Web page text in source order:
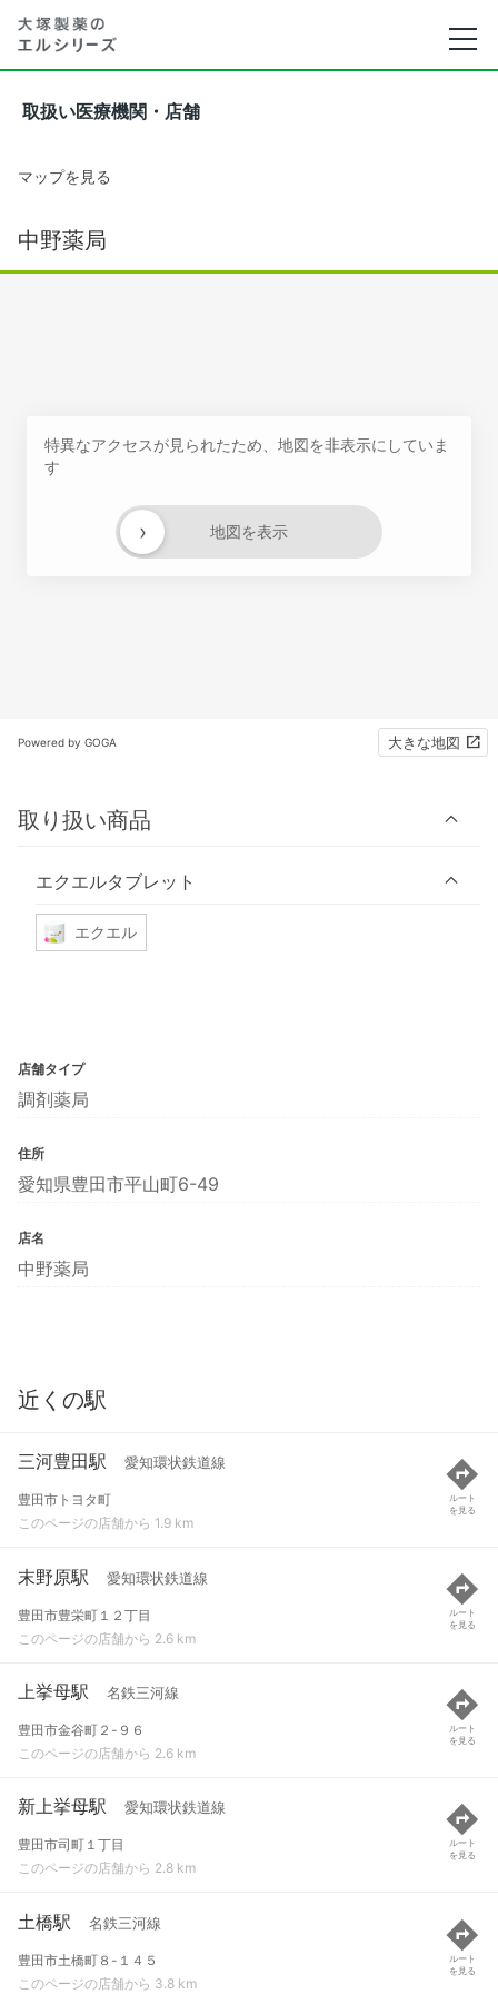
取扱い医療機関・店舗
マップを見る
中野薬局
特異なアクセスが見られたため、地図を非表示にしていま
す
地図を表示
›
Powered by GOGA 大きな地図
取り扱い商品
エクエルタブレット
エクエル
店舗タイプ
調剤薬局
住所
愛知県豊田市平山町6-49
店名
中野薬局
近くの駅
三河豊田駅 愛知環状鉄道線
豊田市トヨタ町
このページの店舗から 1.9 km
ルート
を見る
末野原駅 愛知環状鉄道線
豊田市豊栄町１２丁目
このページの店舗から 2.6 km
ルート
を見る
上挙母駅 名鉄三河線
豊田市金谷町２-９６
このページの店舗から 2.6 km
ルート
を見る
新上挙母駅 愛知環状鉄道線
豊田市司町１丁目
このページの店舗から 2.8 km
ルート
を見る
土橋駅 名鉄三河線
豊田市土橋町８-１４５
このページの店舗から 3.8 km
ルート
を見る